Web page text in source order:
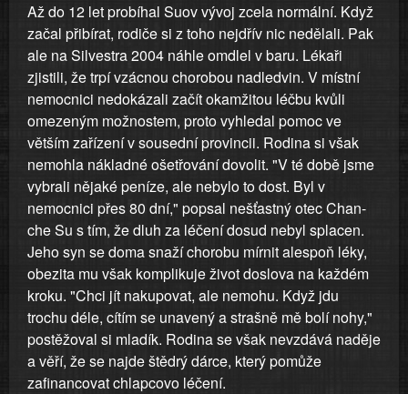
Až do 12 let probíhal Suov vývoj zcela normální. Když
začal přibírat, rodiče si z toho nejdřív nic nedělali. Pak
ale na Silvestra 2004 náhle omdlel v baru. Lékaři
zjistili, že trpí vzácnou chorobou nadledvin. V místní
nemocnici nedokázali začít okamžitou léčbu kvůli
omezeným možnostem, proto vyhledal pomoc ve
větším zařízení v sousední provincii. Rodina si však
nemohla nákladné ošetřování dovolit. "V té době jsme
vybrali nějaké peníze, ale nebylo to dost. Byl v
nemocnici přes 80 dní," popsal nešťastný otec Chan-
che Su s tím, že dluh za léčení dosud nebyl splacen.
Jeho syn se doma snaží chorobu mírnit alespoň léky,
obezita mu však komplikuje život doslova na každém
kroku. "Chci jít nakupovat, ale nemohu. Když jdu
trochu déle, cítím se unavený a strašně mě bolí nohy,"
postěžoval si mladík. Rodina se však nevzdává naděje
a věří, že se najde štědrý dárce, který pomůže
zafinancovat chlapcovo léčení.